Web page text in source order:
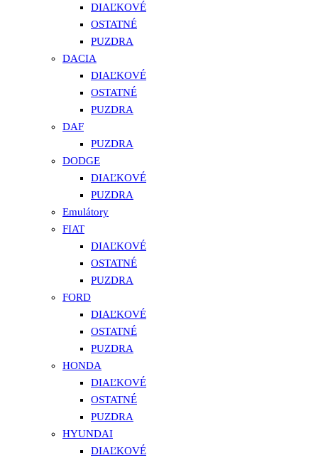
DIAĽKOVÉ
OSTATNÉ
PUZDRA
DACIA
DIAĽKOVÉ
OSTATNÉ
PUZDRA
DAF
PUZDRA
DODGE
DIAĽKOVÉ
PUZDRA
Emulátory
FIAT
DIAĽKOVÉ
OSTATNÉ
PUZDRA
FORD
DIAĽKOVÉ
OSTATNÉ
PUZDRA
HONDA
DIAĽKOVÉ
OSTATNÉ
PUZDRA
HYUNDAI
DIAĽKOVÉ